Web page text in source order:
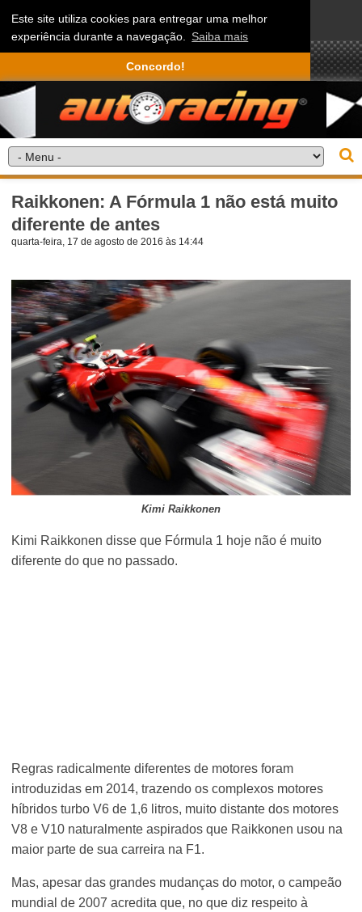
Este site utiliza cookies para entregar uma melhor
experiência durante a navegação. Saiba mais
Concordo!
Raikkonen: A Fórmula 1 não está muito
diferente de antes
quarta-feira, 17 de agosto de 2016 às 14:44
Kimi Raikkonen
Kimi Raikkonen disse que Fórmula 1 hoje não é muito
diferente do que no passado.
Regras radicalmente diferentes de motores foram
introduzidas em 2014, trazendo os complexos motores
híbridos turbo V6 de 1,6 litros, muito distante dos motores
V8 e V10 naturalmente aspirados que Raikkonen usou na
maior parte de sua carreira na F1.
Mas, apesar das grandes mudanças do motor, o campeão
mundial de 2007 acredita que, no que diz respeito à